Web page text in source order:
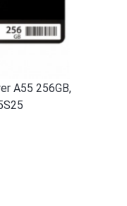
A55 256GB,